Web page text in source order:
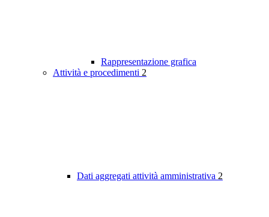
Rappresentazione grafica
Attività e procedimenti 2
Dati aggregati attività amministrativa 2